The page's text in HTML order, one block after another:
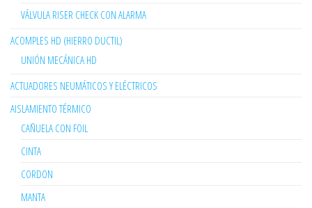
VÁLVULA RISER CHECK CON ALARMA
ACOMPLES HD (HIERRO DUCTIL)
UNIÓN MECÁNICA HD
ACTUADORES NEUMÁTICOS Y ELÉCTRICOS
AISLAMIENTO TÉRMICO
CAÑUELA CON FOIL
CINTA
CORDON
MANTA